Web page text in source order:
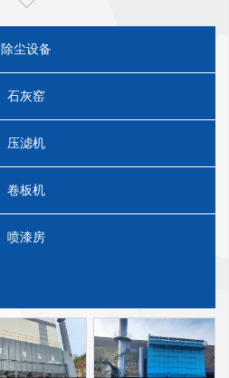
技创新，公司在多家企业中运行
全国同行业名列前茅。
本、客户至上”的服务宗旨。坚
，以完善的服务回报顾客”的承
增加产品科技含量，为国内外用
服务共谋发展！
除尘设备
石灰窑
压滤机
卷板机
喷漆房